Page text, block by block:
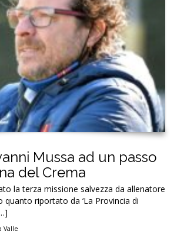
Mussa ad un passo
del Crema
la terza missione salvezza da allenatore
quanto riportato da ‘La Provincia di
Valle